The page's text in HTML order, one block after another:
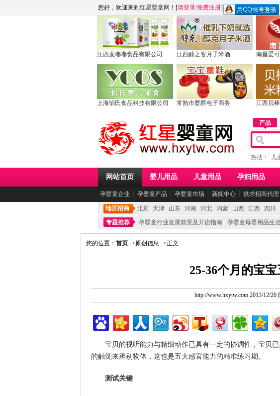
您好，欢迎来到 红星婴童网 ！[请登录/免费注册]
江西麦嘟嘟食品有限公司 江西醇之客月子米酒 南昌爱
上海怡氏食品科技有限公司 常熟市婴爵电子商务 江西贝
产品
热搜： 儿
网站首页 婴儿用品 儿童用品 孕妇用品
孕婴童企业 ┆ 孕婴童产品 ┆ 孕婴童市场 ┆ 新闻中心 ┆ 供求招商代理
地区招商 北京 天津 山东 河南 河北 内蒙 山西 江西 四川
专题推荐
孕婴童行业发展前景及开店指南 孕婴童母婴用品生
您的位置： 首页-->原创信息-->正文
25-36个月的宝
http://www.hxytw.com 2013/12/20
宝贝的视听能力与精细动作已具有一定的协调性，宝贝
的触觉来辨别物体，这也是五大感官能力的精准练习期。
测试关键